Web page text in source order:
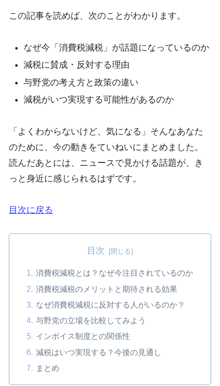
この記事を読めば、次のことがわかります。
なぜ今「消費税減税」が話題になっているのか
減税に賛成・反対する理由
与野党の考え方と政策の違い
減税がいつ実現する可能性があるのか
「よくわからないけど、気になる」そんなあなた
のために、今の動きをていねいにまとめました。
読んだあとには、ニュースで見かける話題が、き
っと身近に感じられるはずです。
目次に戻る
目次
消費税減税とは？なぜ今注目されているのか
消費税減税のメリットと期待される効果
なぜ消費税減税に反対する人がいるのか？
与野党の立場を比較してみよう
インボイス制度との関係性
減税はいつ実現する？今後の見通し
まとめ